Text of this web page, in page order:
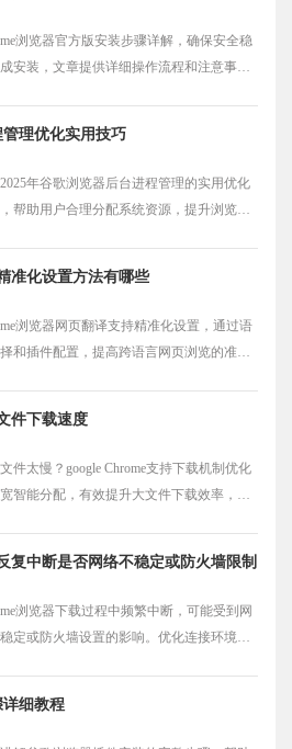
浏览器官方版安装步骤详解，确保安全稳
安装，文章提供详细操作流程和注意事
理优化实用技巧
年谷歌浏览器后台进程管理的实用优化
帮助用户合理分配系统资源，提升浏览器
准化设置方法有哪些
浏览器网页翻译支持精准化设置，通过语
和插件配置，提高跨语言网页浏览的准确
件下载速度
件太慢？google Chrome支持下载机制优化
智能分配，有效提升大文件下载效率，增
复中断是否网络不稳定或防火墙限制
浏览器下载过程中频繁中断，可能受到网
定或防火墙设置的影响。优化连接环境或
细教程